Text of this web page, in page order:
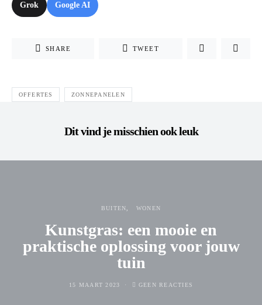
Grok Google AI
SHARE TWEET
OFFERTES ZONNEPANELEN
Dit vind je misschien ook leuk
BUITEN WONEN
Kunstgras: een mooie en
praktische oplossing voor jouw
tuin
15 MAART 2023 GEEN REACTIES